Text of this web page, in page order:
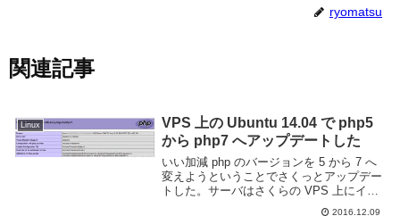
ryomatsu
関連記事
Linux
VPS 上の Ubuntu 14.04 で php5
から php7 へアップデートした
いい加減 php のバージョンを 5 から 7 へ
変えようということでさくっとアップデー
トした。サーバはさくらの VPS 上にイン
ストールした Ubuntu 14.04 だ。/etc/os-
2016.12.09